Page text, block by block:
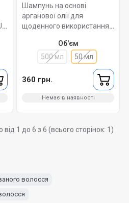
Шампунь на основі
арганової олії для
щоденного використання
SHAMPOO ROVERHAIR Ph
4-5. 50мл
Об'єм
500 мл
50 мл
360 грн.
Немає в наявності
від 1 до 6 з 6 (всього сторінок: 1)
волосся